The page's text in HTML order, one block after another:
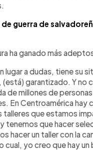
guerra de
ha ganado más
lugar a dudas, tiene su
(está) garantizado. Y no
de millones de
En Centroamérica hay
que estamos
tenemos que hacer
hacer un taller con la
cual, yo creo que hay